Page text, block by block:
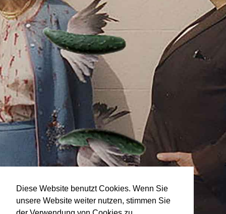
Diese Website benutzt Cookies. Wenn Sie
unsere Website weiter nutzen, stimmen Sie